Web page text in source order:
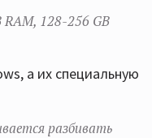
128-256 GB
а их специальную
разбивать